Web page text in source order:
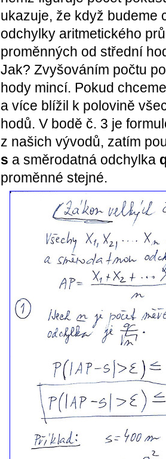
ukazuje, že když budeme
odchylky aritmetického
proměnných od střední
Jak? Zvyšováním počtu
hody mincí. Pokud
a více blížil k polovině
hodů. V bodě č. 3 je
z našich vývodů, zatím
s a směrodatná odchylka
proměnné stejné.